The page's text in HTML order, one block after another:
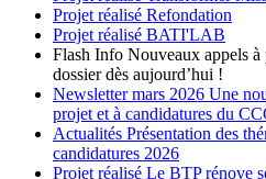
Projet réalisé Refondation
Projet réalisé BATI'LAB
Flash Info Nouveaux appels à
dossier dès aujourd’hui !
Newsletter mars 2026 Une
projet et à candidatures du
Actualités Présentation des
candidatures 2026
Projet réalisé Le BTP rénove